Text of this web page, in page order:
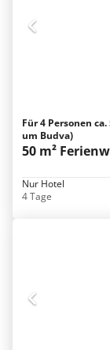
Für 4 Personen
um Budva)
50 m²
Nur Hotel
4 Tage